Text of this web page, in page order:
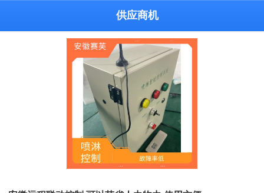
供应商机